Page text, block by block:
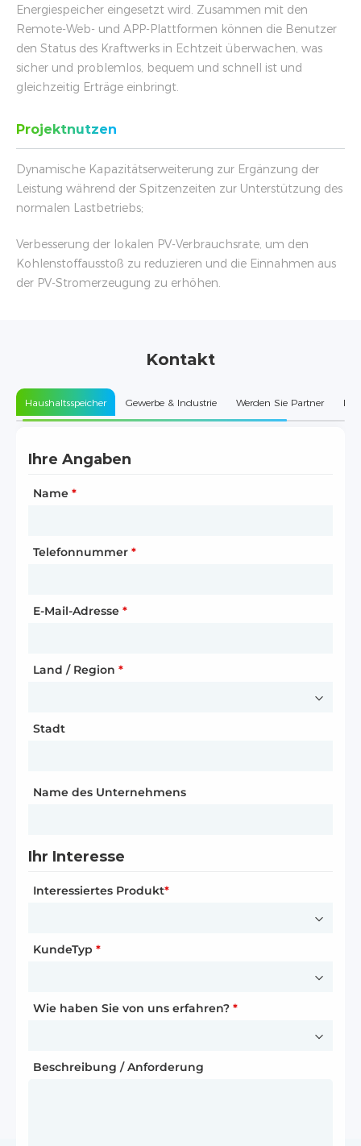
Energiespeicher eingesetzt wird. Zusammen mit den
Remote-Web- und APP-Plattformen können die Benutzer
den Status des Kraftwerks in Echtzeit überwachen, was
sicher und problemlos, bequem und schnell ist und
gleichzeitig Erträge einbringt.
Projektnutzen
Dynamische Kapazitätserweiterung zur Ergänzung der
Leistung während der Spitzenzeiten zur Unterstützung des
normalen Lastbetriebs;
Verbesserung der lokalen PV-Verbrauchsrate, um den
Kohlenstoffausstoß zu reduzieren und die Einnahmen aus
der PV-Stromerzeugung zu erhöhen.
Kontakt
Haushaltsspeicher Gewerbe & Industrie Werden Sie Partner
Ihre Angaben
Name *
Telefonnummer *
E-Mail-Adresse *
Land / Region *
Stadt
Name des Unternehmens
Ihr Interesse
Interessiertes Produkt*
KundeTyp *
Wie haben Sie von uns erfahren? *
Beschreibung / Anforderung
Ihre Unternehmensdaten
Name des Unternehmens
Kundentyp*
Straße und Hausnummer
Postleitzahl*
Stadt
Land / Region*
Ihre Kontaktdaten
Anrede*
Vorname*
Nachname *
Funktion
Ihre Unternehmensdaten
Art der Partnerschaft
Name des Unternehmens
Website
Land / Region *
Stadt
Ihre Kontaktdaten
E-Mail-Adresse*
Telefonnummer
Ihre Partnerschaftsanfrage
*